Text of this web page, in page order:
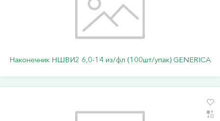
Наконечник НШВИ2 6,0-14 из/фл (100шт/упак) GENERICA